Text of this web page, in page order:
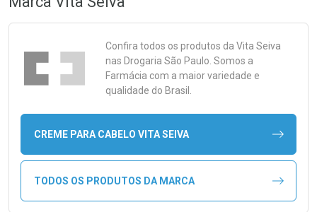
Confira todos os produtos da Vita Seiva
nas Drogaria São Paulo. Somos a
Farmácia com a maior variedade e
qualidade do Brasil.
CREME PARA CABELO VITA SEIVA
TODOS OS PRODUTOS DA MARCA